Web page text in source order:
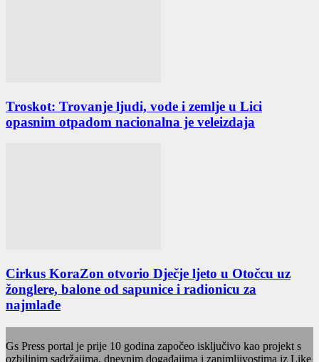
Troskot: Trovanje ljudi, vode i zemlje u Lici
opasnim otpadom nacionalna je veleizdaja
Cirkus KoraZon otvorio Dječje ljeto u Otočcu uz
žonglere, balone od sapunice i radionicu za
najmlađe
Gs Press portal je prije 10 godina započeo isključivo kao projekt s
ozbiljnim sadržajima, dnevnim događajima i zanimljivostima iz Like